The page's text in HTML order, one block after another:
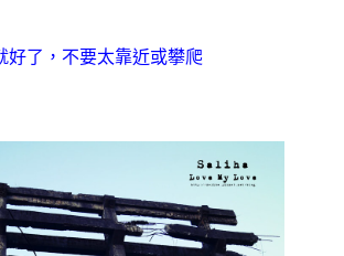
好了，不要太靠近或攀爬